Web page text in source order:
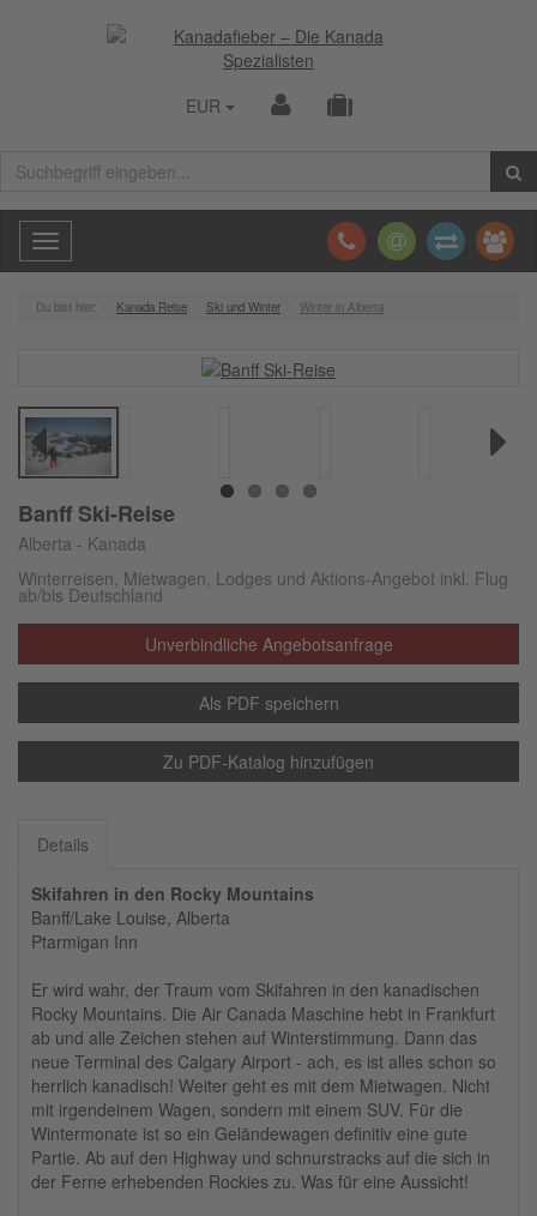
EUR
Toggle
navigation
Du bist hier: Kanada Reise Ski und Winter Winter in Alberta
Previous
Banff Ski-Reise
Alberta - Kanada
Winterreisen, Mietwagen, Lodges und Aktions-Angebot inkl. Flug
ab/bis Deutschland
Unverbindliche Angebotsanfrage
Als PDF speichern
Zu PDF-Katalog hinzufügen
Details
Skifahren in den Rocky Mountains
Banff/Lake Louise, Alberta
Ptarmigan Inn
Er wird wahr, der Traum vom Skifahren in den kanadischen
Rocky Mountains. Die Air Canada Maschine hebt in Frankfurt
ab und alle Zeichen stehen auf Winterstimmung. Dann das
neue Terminal des Calgary Airport - ach, es ist alles schon so
herrlich kanadisch! Weiter geht es mit dem Mietwagen. Nicht
mit irgendeinem Wagen, sondern mit einem SUV. Für die
Wintermonate ist so ein Geländewagen definitiv eine gute
Partie. Ab auf den Highway und schnurstracks auf die sich in
der Ferne erhebenden Rockies zu. Was für eine Aussicht!